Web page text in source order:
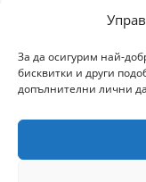
За да осигурим най-
бисквитки и други
допълнителни лични
Архив